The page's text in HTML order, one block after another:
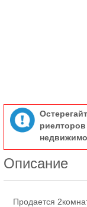
Описание
Продается